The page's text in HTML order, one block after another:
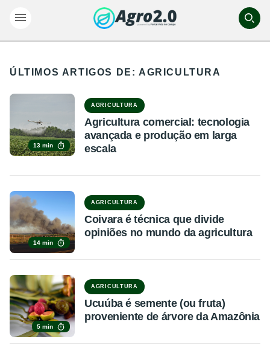
ÚLTIMOS ARTIGOS DE: AGRICULTURA
13 min
AGRICULTURA
Agricultura comercial: tecnologia
avançada e produção em larga
escala
14 min
AGRICULTURA
Coivara é técnica que divide
opiniões no mundo da agricultura
5 min
AGRICULTURA
Ucuúba é semente (ou fruta)
proveniente de árvore da Amazônia